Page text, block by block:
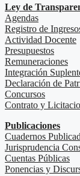
Ley de
Agendas
Registro de
Actividad Docente
Presupuestos
Remuneraciones
Integración
Declaración de
Concursos
Contrato y
Publicaciones
Cuadernos
Jurisprudencia
Cuentas Públicas
Ponencias y